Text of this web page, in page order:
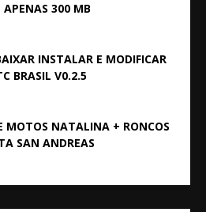
APENAS 300 MB
INSTALAR E MODIFICAR
BRASIL V0.2.5
MOTOS NATALINA + RONCOS
SAN ANDREAS